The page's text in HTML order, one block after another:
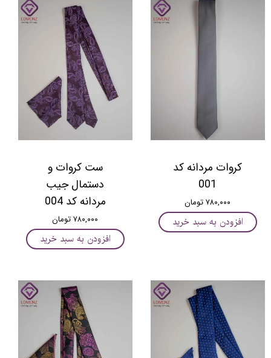
کروات مردانه کد
001
۷۸۰,۰۰۰ تومان
افزودن به سبد خرید
ست کروات و
دستمال جیب
مردانه کد 004
۷۸۰,۰۰۰ تومان
افزودن به سبد خرید